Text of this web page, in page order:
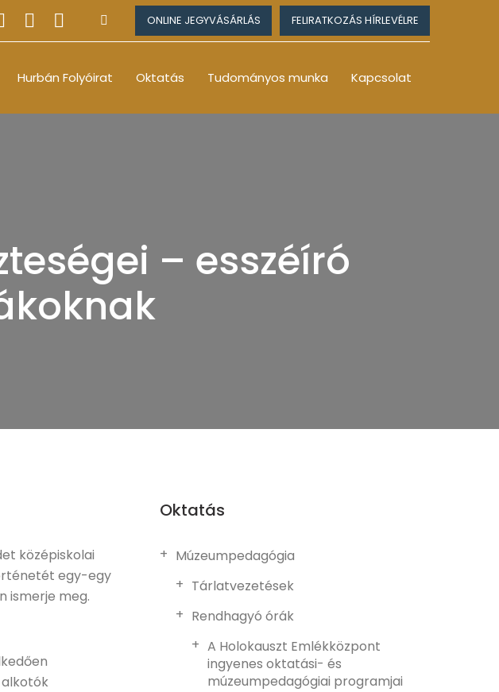
ONLINE JEGYVÁSÁRLÁS FELIRATKOZÁS HÍRLEVÉLRE
Hurbán Folyóirat Oktatás Tudományos munka Kapcsolat
– esszéíró
középiskolai
egy-egy
ismerje meg.
Oktatás
Múzeumpedagógia
Tárlatvezetések
Rendhagyó órák
A Holokauszt Emlékközpont
ingyenes oktatási- és
múzeumpedagógiai programjai